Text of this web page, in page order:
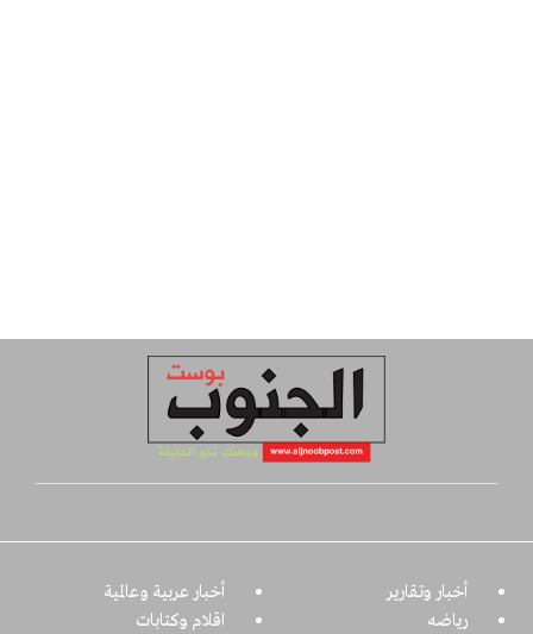
أخبار وتقارير
أخبار عربية وعالمية
رياضه
اقلام وكتابات